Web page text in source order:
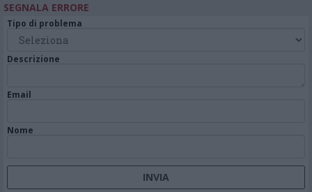
SEGNALA ERRORE
Tipo di problema
Descrizione
Email
Nome